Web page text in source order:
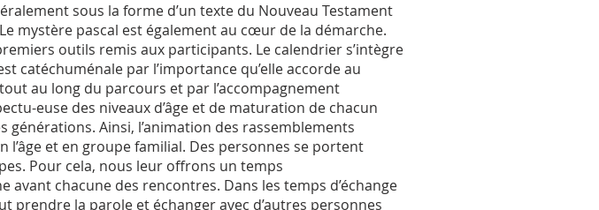
sous la forme d’un texte du Nouveau Testament
mystère pascal est également au cœur de la démarche.
outils remis aux participants. Le calendrier s’intègre
catéchuménale par l’importance qu’elle accorde au
au long du parcours et par l’accompagnement
euse des niveaux d’âge et de maturation de chacun
Ainsi, l’animation des rassemblements
et en groupe familial. Des personnes se portent
Pour cela, nous leur offrons un temps
chacune des rencontres. Dans les temps d’échange
prendre la parole et échanger avec d’autres personnes